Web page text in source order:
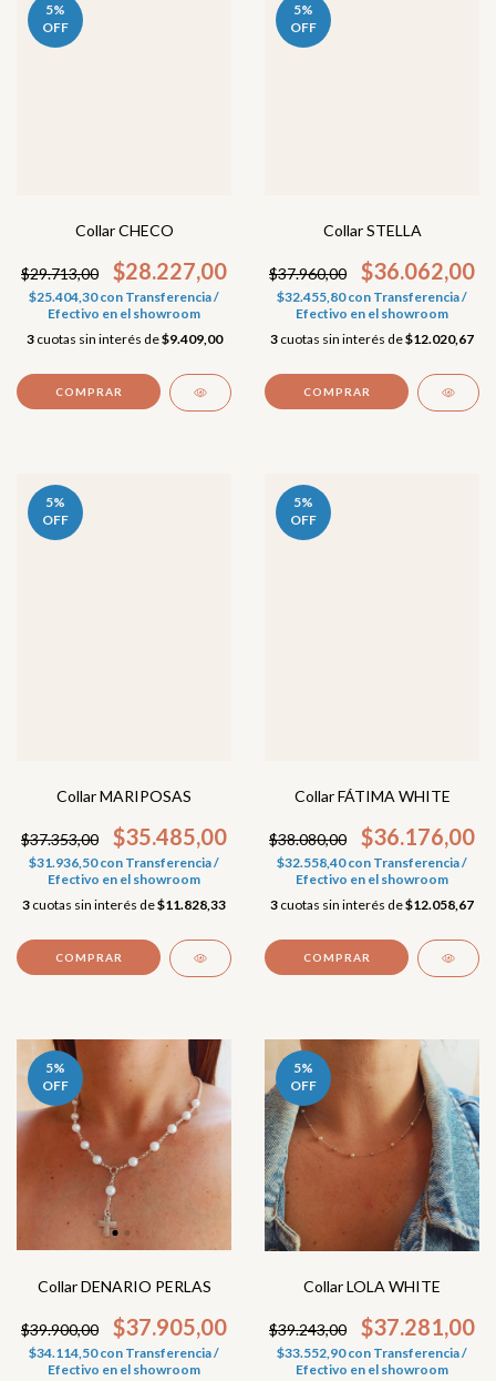
5%
OFF
Collar CHECO
$29.713,00 $28.227,00
$25.404,30con Transferencia /
Efectivo en el showroom
3 cuotas sin interés de$9.409,00
5%
OFF
Collar STELLA
$37.960,00 $36.062,00
$32.455,80con Transferencia /
Efectivo en el showroom
3 cuotas sin interés de$12.020,67
5%
OFF
Collar MARIPOSAS
$37.353,00 $35.485,00
$31.936,50con Transferencia /
Efectivo en el showroom
3 cuotas sin interés de$11.828,33
5%
OFF
Collar FÁTIMA WHITE
$38.080,00 $36.176,00
$32.558,40con Transferencia /
Efectivo en el showroom
3 cuotas sin interés de$12.058,67
5%
OFF
Collar DENARIO PERLAS
$39.900,00 $37.905,00
$34.114,50con Transferencia /
Efectivo en el showroom
5%
OFF
Collar LOLA WHITE
$39.243,00 $37.281,00
$33.552,90con Transferencia /
Efectivo en el showroom